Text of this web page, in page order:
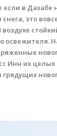
если в Дахабе
это
освежителя.
Инн их